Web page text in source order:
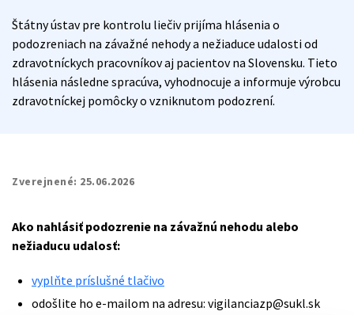
Štátny ústav pre kontrolu liečiv prijíma hlásenia o
podozreniach na závažné nehody a nežiaduce udalosti od
zdravotníckych pracovníkov aj pacientov na Slovensku. Tieto
hlásenia následne spracúva, vyhodnocuje a informuje výrobcu
zdravotníckej pomôcky o vzniknutom podozrení.
Zverejnené: 25.06.2026
Ako nahlásiť podozrenie na závažnú nehodu alebo
nežiaducu udalosť:
vyplňte príslušné tlačivo
odošlite ho e-mailom na adresu: vigilanciazp@sukl.sk